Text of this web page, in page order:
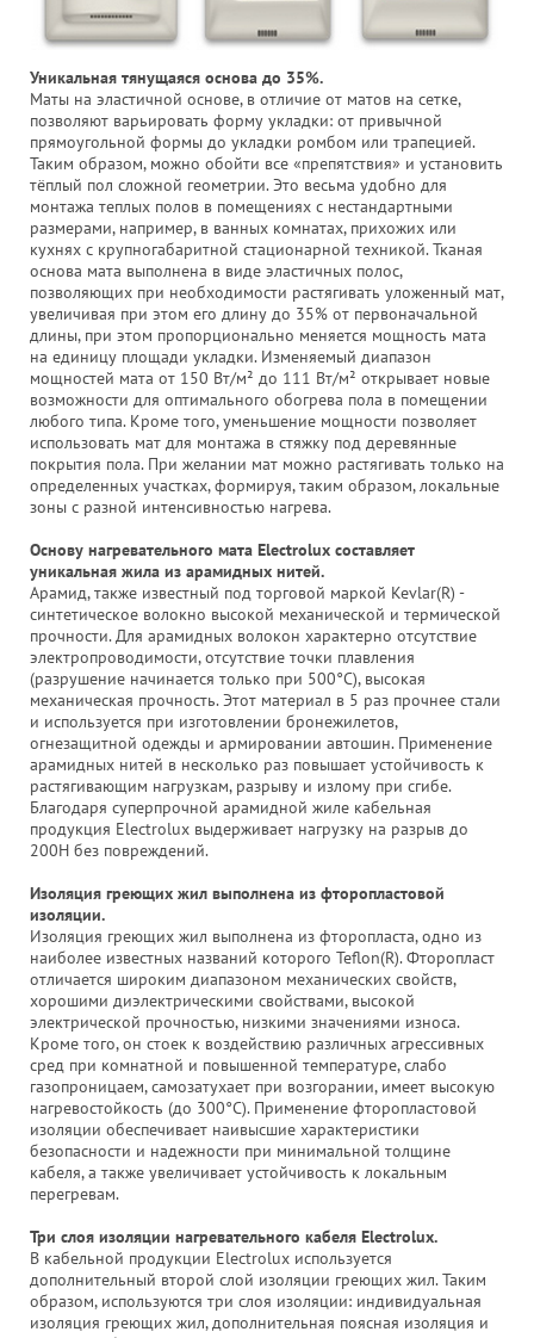
Уникальная тянущаяся основа до 35%.
Маты на эластичной основе, в отличие от матов на сетке,
позволяют варьировать форму укладки: от привычной
прямоугольной формы до укладки ромбом или трапецией.
Таким образом, можно обойти все «препятствия» и установить
тёплый пол сложной геометрии. Это весьма удобно для
монтажа теплых полов в помещениях с нестандартными
размерами, например, в ванных комнатах, прихожих или
кухнях с крупногабаритной стационарной техникой. Тканая
основа мата выполнена в виде эластичных полос,
позволяющих при необходимости растягивать уложенный мат,
увеличивая при этом его длину до 35% от первоначальной
длины, при этом пропорционально меняется мощность мата
на единицу площади укладки. Изменяемый диапазон
мощностей мата от 150 Вт/м² до 111 Вт/м² открывает новые
возможности для оптимального обогрева пола в помещении
любого типа. Кроме того, уменьшение мощности позволяет
использовать мат для монтажа в стяжку под деревянные
покрытия пола. При желании мат можно растягивать только на
определенных участках, формируя, таким образом, локальные
зоны с разной интенсивностью нагрева.
Основу нагревательного мата Electrolux составляет
уникальная жила из арамидных нитей.
Арамид, также известный под торговой маркой Kevlar(R) -
синтетическое волокно высокой механической и термической
прочности. Для арамидных волокон характерно отсутствие
электропроводимости, отсутствие точки плавления
(разрушение начинается только при 500°С), высокая
механическая прочность. Этот материал в 5 раз прочнее стали
и используется при изготовлении бронежилетов,
огнезащитной одежды и армировании автошин. Применение
арамидных нитей в несколько раз повышает устойчивость к
растягивающим нагрузкам, разрыву и излому при сгибе.
Благодаря суперпрочной арамидной жиле кабельная
продукция Electrolux выдерживает нагрузку на разрыв до
200Н без повреждений.
Изоляция греющих жил выполнена из фторопластовой
изоляции.
Изоляция греющих жил выполнена из фторопласта, одно из
наиболее известных названий которого Teflon(R). Фторопласт
отличается широким диапазоном механических свойств,
хорошими диэлектрическими свойствами, высокой
электрической прочностью, низкими значениями износа.
Кроме того, он стоек к воздействию различных агрессивных
сред при комнатной и повышенной температуре, слабо
газопроницаем, самозатухает при возгорании, имеет высокую
нагревостойкость (до 300°С). Применение фторопластовой
изоляции обеспечивает наивысшие характеристики
безопасности и надежности при минимальной толщине
кабеля, а также увеличивает устойчивость к локальным
перегревам.
Три слоя изоляции нагревательного кабеля Electrolux.
В кабельной продукции Electrolux используется
дополнительный второй слой изоляции греющих жил. Таким
образом, используются три слоя изоляции: индивидуальная
изоляция греющих жил, дополнительная поясная изоляция и